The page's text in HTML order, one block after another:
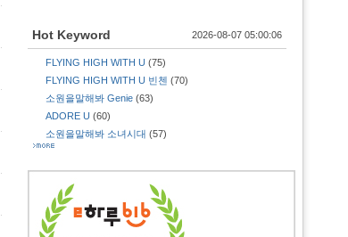
2026-08-07 05:00:06
Hot Keyword
FLYING HIGH WITH U (75)
FLYING HIGH WITH U 빈첸 (70)
소원을말해봐 Genie (63)
ADORE U (60)
소원을말해봐 소녀시대 (57)